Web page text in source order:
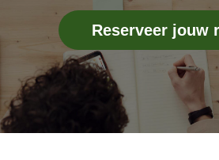
Reserveer jouw